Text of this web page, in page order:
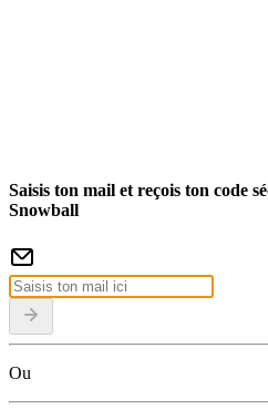
Saisis ton mail et reçois ton code
Snowball
Ou